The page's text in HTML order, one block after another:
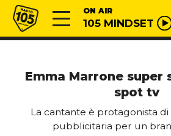
Vai al contenuto
Radio 105 ON AIR
105 MINDSET
Emma Marrone super
spot tv
La cantante è protagonista
pubblicitaria per un